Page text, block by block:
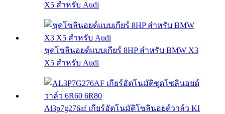
X5 สำหรับ Audi
ชุดโซลินอยด์แบบเกียร์ 8HP สำหรับ BMW X3
X5 สำหรับ Audi
Al3p7g276af เกียร์อัตโนมัติโซลินอยด์วาล์ว KI